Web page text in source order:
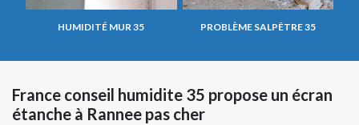
HUMIDITÉ MUR 35 PROBLÈME SALPÊTRE 35
France conseil humidite 35 propose un écran
étanche à Rannee pas cher